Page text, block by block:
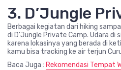
3. D’Jungle
Berbagai kegiatan dari hiking
di D’Jungle Private Camp. Udara di
karena lokasinya yang berada di
kamu bisa tracking ke air terjun
Baca Juga : Rekomendasi Tempat